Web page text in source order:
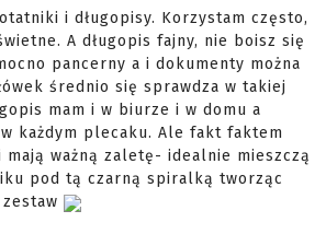
i długopisy. Korzystam często,
A długopis fajny, nie boisz się
pancerny a i dokumenty można
średnio się sprawdza w takiej
mam i w biurze i w domu a
każdym plecaku. Ale fakt faktem
mają ważną zaletę- idealnie mieszczą
pod tą czarną spiralką tworząc